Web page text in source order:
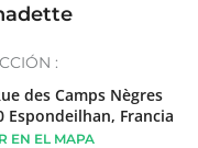
:
des Camps Nègres
Espondeilhan, Francia
EN EL MAPA